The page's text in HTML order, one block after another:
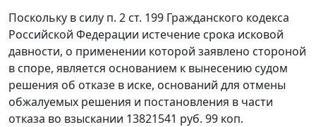
Поскольку в силу п. 2 ст. 199 Гражданского кодекса
Российской Федерации истечение срока исковой
давности, о применении которой заявлено стороной
в споре, является основанием к вынесению судом
решения об отказе в иске, оснований для отмены
обжалуемых решения и постановления в части
отказа во взыскании 13821541 руб. 99 коп.